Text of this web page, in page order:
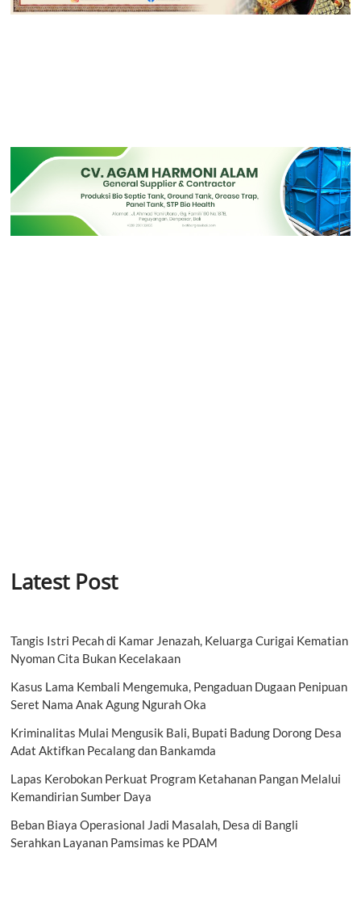
Latest Post
Tangis Istri Pecah di Kamar Jenazah, Keluarga Curigai Kematian
Nyoman Cita Bukan Kecelakaan
Kasus Lama Kembali Mengemuka, Pengaduan Dugaan Penipuan
Seret Nama Anak Agung Ngurah Oka
Kriminalitas Mulai Mengusik Bali, Bupati Badung Dorong Desa
Adat Aktifkan Pecalang dan Bankamda
Lapas Kerobokan Perkuat Program Ketahanan Pangan Melalui
Kemandirian Sumber Daya
Beban Biaya Operasional Jadi Masalah, Desa di Bangli
Serahkan Layanan Pamsimas ke PDAM